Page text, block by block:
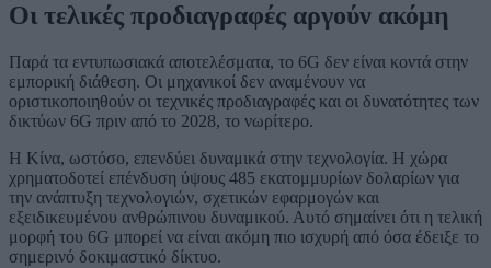
Οι τελικές προδιαγραφές αργούν ακόμη
Παρά τα εντυπωσιακά αποτελέσματα, το 6G δεν είναι κοντά στην
εμπορική διάθεση. Οι μηχανικοί δεν αναμένουν να
οριστικοποιηθούν οι τεχνικές προδιαγραφές και οι δυνατότητες των
δικτύων 6G πριν από το 2028, το νωρίτερο.
Η Κίνα, ωστόσο, επενδύει δυναμικά στην τεχνολογία. Η χώρα
χρηματοδοτεί επένδυση ύψους 485 εκατομμυρίων δολαρίων για
την ανάπτυξη τεχνολογιών, σχετικών εφαρμογών και
εξειδικευμένου ανθρώπινου δυναμικού. Αυτό σημαίνει ότι η τελική
μορφή του 6G μπορεί να είναι ακόμη πιο ισχυρή από όσα έδειξε το
σημερινό δοκιμαστικό δίκτυο.